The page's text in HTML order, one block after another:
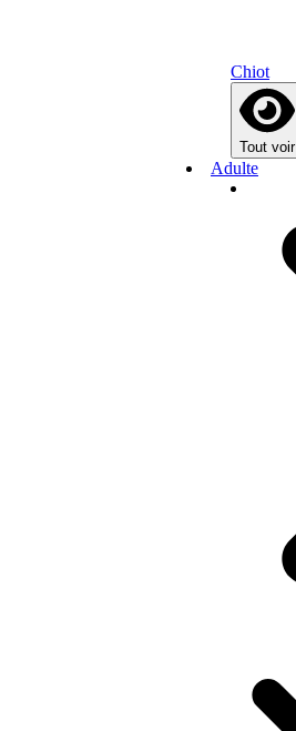
Chiot
Tout voir
Adulte